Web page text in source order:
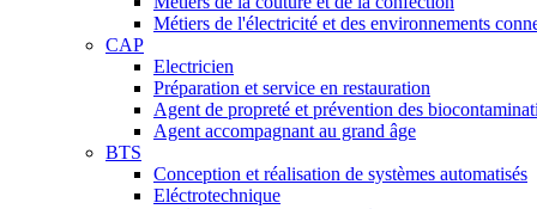
Métiers de l'électricité et des environnements
CAP
Electricien
Préparation et service en restauration
Agent de propreté et prévention des
Agent accompagnant au grand âge
BTS
Conception et réalisation de systèmes automatisés
Eléctrotechnique